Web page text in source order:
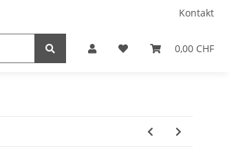
Kontakt
0,00 CHF